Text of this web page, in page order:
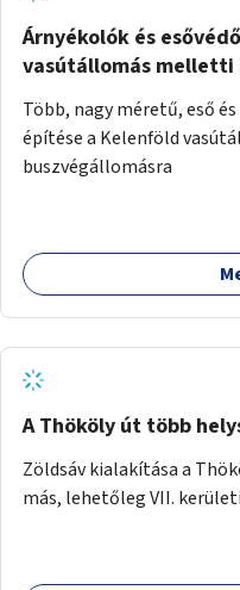
Árnyékolók és
vasútállomás melletti
Több, nagy méretű, eső
építése a Kelenföld
buszvégállomásra
A Thököly út több
Zöldsáv kialakítása a
más, lehetőleg VII.